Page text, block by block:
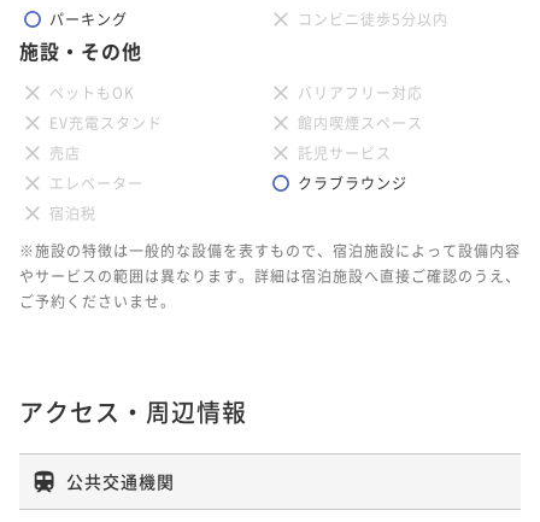
パーキング
コンビニ徒歩5分以内
施設・その他
ペットもOK
バリアフリー対応
EV充電スタンド
館内喫煙スペース
売店
託児サービス
エレベーター
クラブラウンジ
宿泊税
※施設の特徴は一般的な設備を表すもので、宿泊施設によって設備内容
やサービスの範囲は異なります。詳細は宿泊施設へ直接ご確認のうえ、
ご予約くださいませ。
アクセス・周辺情報
公共交通機関